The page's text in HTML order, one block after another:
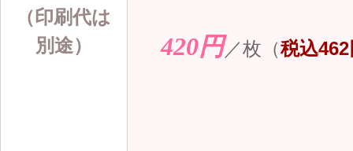
（印刷代は
別途）
420円／枚（税込